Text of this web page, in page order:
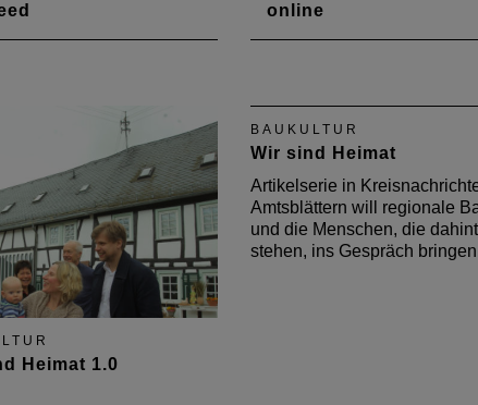
online
Baukulturprojekte erreichen
den Kreiszeitungen oder
Beileger in den
Heimat 1.0
BAUKULTUR
Wir sind Heimat
Artikelserie in
Amtsblättern will regionale
und die Menschen, die
stehen, ins Gespräch bringen